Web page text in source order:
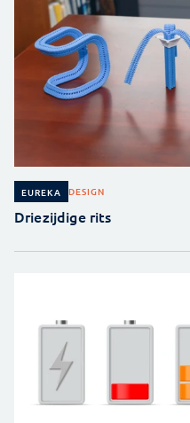
EUREKA DESIGN
Driezijdige rits